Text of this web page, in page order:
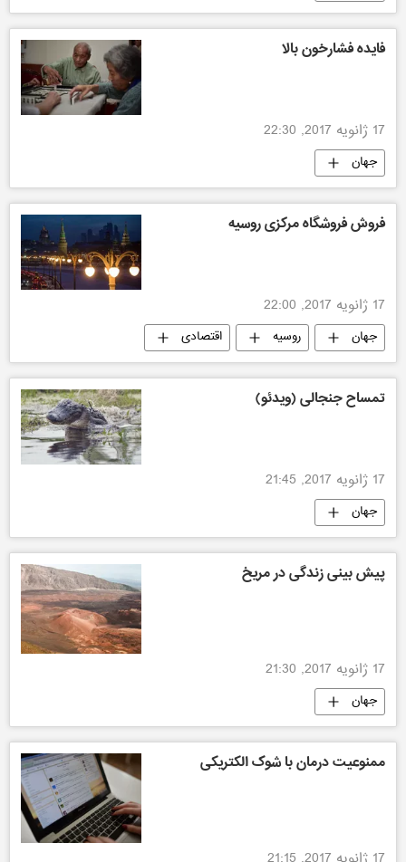
فایده فشارخون بالا
17 ژانویه 2017, 22:30
جهان
فروش فروشگاه مرکزی روسیه
17 ژانویه 2017, 22:00
جهان روسیه اقتصادی
تمساح جنجالی (ویدئو)
17 ژانویه 2017, 21:45
جهان
پیش بینی زندگی در مریخ
17 ژانویه 2017, 21:30
جهان
ممنوعیت درمان با شوک الکتریکی